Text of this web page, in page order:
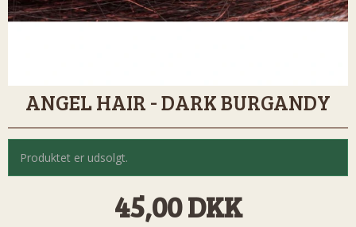
ANGEL HAIR - DARK BURGANDY
Produktet er udsolgt.
45,00 DKK